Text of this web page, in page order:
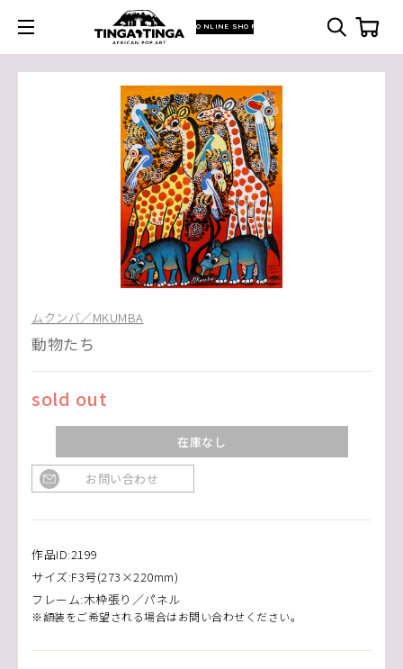
ONLINE SHOP
ムクンバ／MKUMBA
動物たち
sold out
在庫なし
お問い合わせ
作品ID:2199
サイズ:F3号(273×220mm)
フレーム:木枠張り／パネル
※額装をご希望される場合はお問い合わせください。